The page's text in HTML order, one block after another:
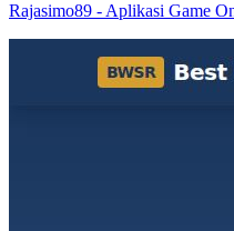
Rajasimo89 - Aplikasi Game